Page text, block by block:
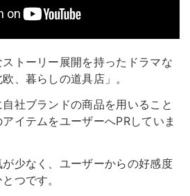
トーリー展開を持ったドラマな
、暮らしの道具店」。
社ブランドの商品を用いること
イテムをユーザーへPRしていま
少なく、ユーザーからの好感度
つです。